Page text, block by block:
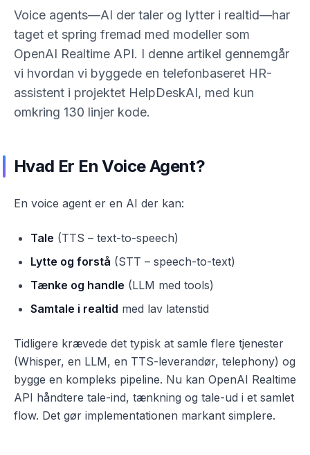
Voice agents—AI der taler og lytter i realtid—har
taget et spring fremad med modeller som
OpenAI Realtime API. I denne artikel gennemgår
vi hvordan vi byggede en telefonbaseret HR-
assistent i projektet HelpDeskAI, med kun
omkring 130 linjer kode.
Hvad Er En Voice Agent?
En voice agent er en AI der kan:
Tale (TTS – text-to-speech)
Lytte og forstå (STT – speech-to-text)
Tænke og handle (LLM med tools)
Samtale i realtid med lav latenstid
Tidligere krævede det typisk at samle flere tjenester
(Whisper, en LLM, en TTS-leverandør, telephony) og
bygge en kompleks pipeline. Nu kan OpenAI Realtime
API håndtere tale-ind, tænkning og tale-ud i et samlet
flow. Det gør implementationen markant simplere.